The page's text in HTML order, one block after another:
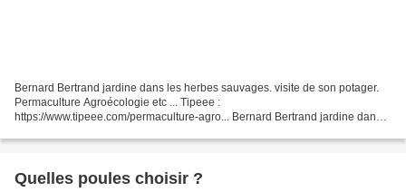
Bernard Bertrand jardine dans les herbes sauvages. visite de son potager.
Permaculture Agroécologie etc ... Tipeee :
https://www.tipeee.com/permaculture-agro... Bernard Bertrand jardine dans
Quelles poules choisir ?